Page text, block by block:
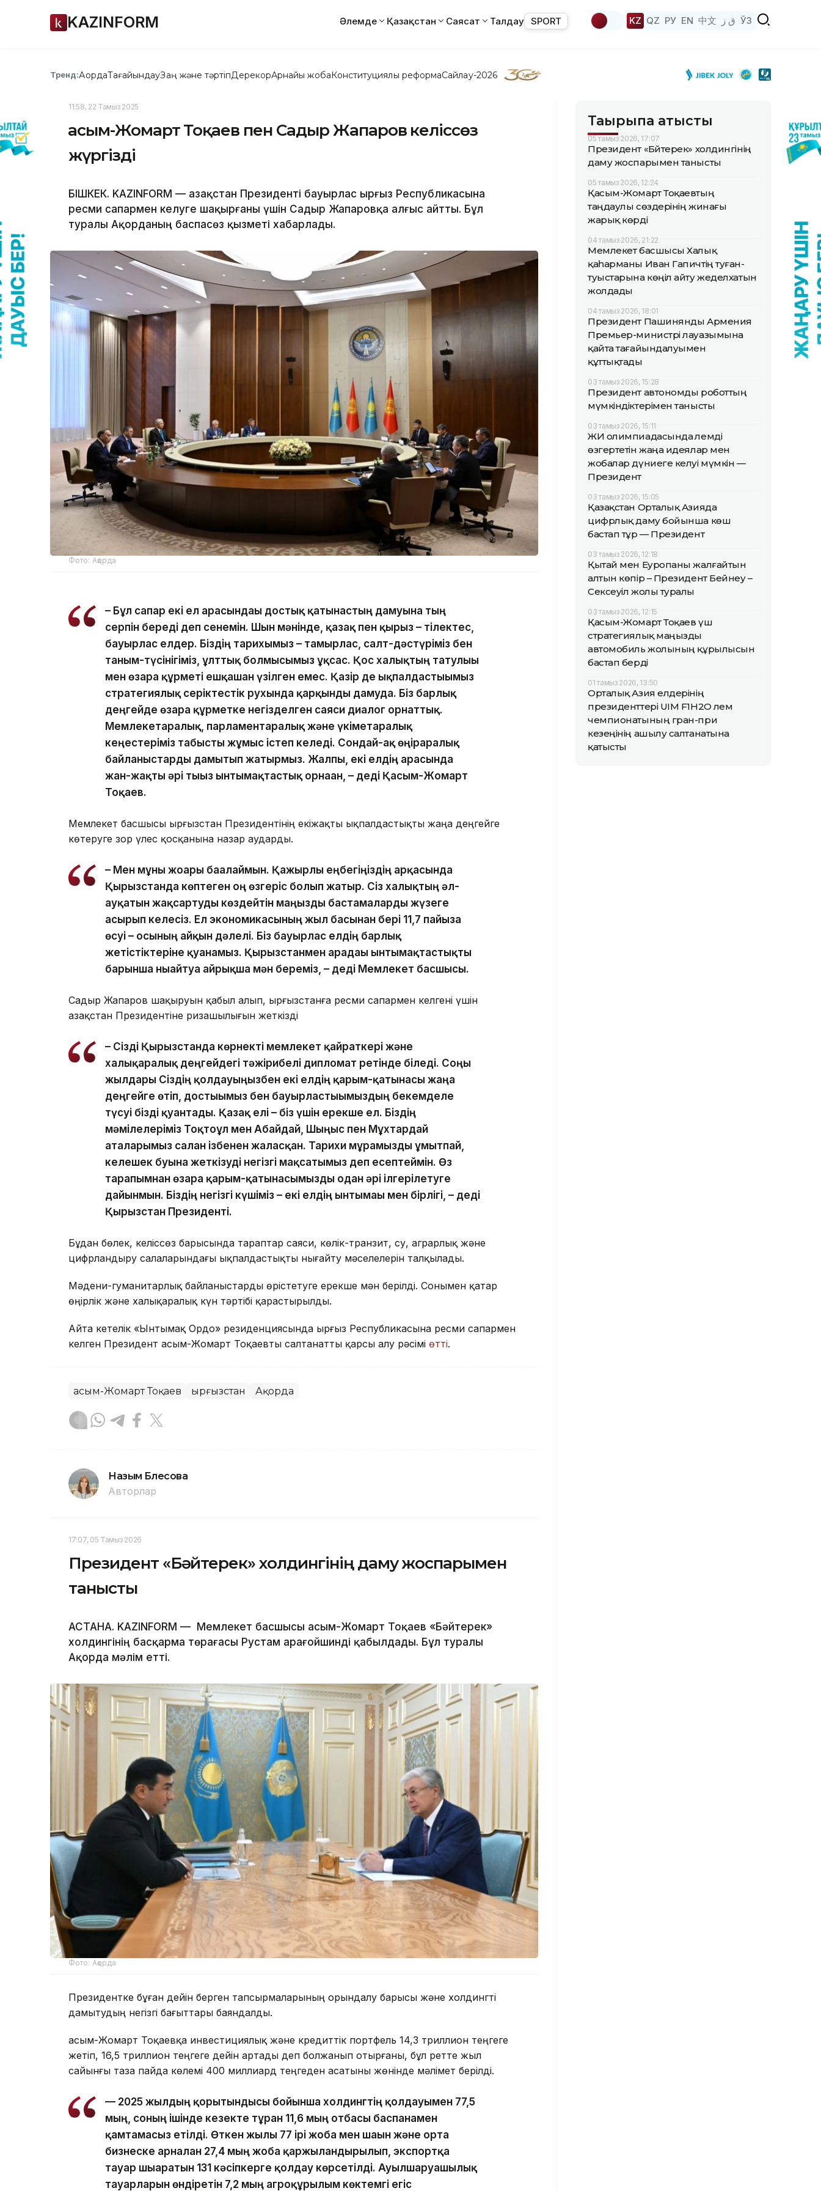
KAZINFORM Әлемде Қазақстан Саясат Талдау SPORT KZ QZ РУ EN 中文 ق ز ЎЗ
Тренд:АқордаТағайындауЗаң және тәртіпДерекқорАрнайы жобаКонституциялық реформаСайлау-2026
11:58, 22 Тамыз 2025
Қасым-Жомарт Тоқаев пен Садыр Жапаров келіссөз
жүргізді
БІШКЕК. KAZINFORM — Қазақстан Президенті бауырлас Қырғыз Республикасына
ресми сапармен келуге шақырғаны үшін Садыр Жапаровқа алғыс айтты. Бұл
туралы Ақорданың баспасөз қызметі хабарлады.
Фото: Ақорда
– Бұл сапар екі ел арасындағы достық қатынастың дамуына тың
серпін береді деп сенемін. Шын мәнінде, қазақ пен қырғыз – тілектес,
бауырлас елдер. Біздің тарихымыз – тамырлас, салт-дәстүріміз бен
таным-түсінігіміз, ұлттық болмысымыз ұқсас. Қос халықтың татулығы
мен өзара құрметі ешқашан үзілген емес. Қазір де ықпалдастығымыз
стратегиялық серіктестік рухында қарқынды дамуда. Біз барлық
деңгейде өзара құрметке негізделген саяси диалог орнаттық.
Мемлекетаралық, парламентаралық және үкіметаралық
кеңестеріміз табысты жұмыс істеп келеді. Сондай-ақ өңіраралық
байланыстарды дамытып жатырмыз. Жалпы, екі елдің арасында
жан-жақты әрі тығыз ынтымақтастық орнаған, – деді Қасым-Жомарт
Тоқаев.
Мемлекет басшысы Қырғызстан Президентінің екіжақты ықпалдастықты жаңа деңгейге
көтеруге зор үлес қосқанына назар аударды.
– Мен мұны жоғары бағалаймын. Қажырлы еңбегіңіздің арқасында
Қырғызстанда көптеген оң өзгеріс болып жатыр. Сіз халықтың әл-
ауқатын жақсартуды көздейтін маңызды бастамаларды жүзеге
асырып келесіз. Ел экономикасының жыл басынан бері 11,7 пайызға
өсуі – осының айқын дәлелі. Біз бауырлас елдің барлық
жетістіктеріне қуанамыз. Қырғызстанмен арадағы ынтымақтастықты
барынша нығайтуға айрықша мән береміз, – деді Мемлекет басшысы.
Садыр Жапаров шақыруын қабыл алып, Қырғызстанға ресми сапармен келгені үшін
Қазақстан Президентіне ризашылығын жеткізді
– Сізді Қырғызстанда көрнекті мемлекет қайраткері және
халықаралық деңгейдегі тәжірибелі дипломат ретінде біледі. Соңғы
жылдары Сіздің қолдауыңызбен екі елдің қарым-қатынасы жаңа
деңгейге өтіп, достығымыз бен бауырластығымыздың бекемделе
түсуі бізді қуантады. Қазақ елі – біз үшін ерекше ел. Біздің
мәмілелеріміз Тоқтоғұл мен Абайдай, Шыңғыс пен Мұхтардай
аталарымыз салған ізбенен жалғасқан. Тарихи мұрамызды ұмытпай,
келешек буынға жеткізуді негізгі мақсатымыз деп есептеймін. Өз
тарапымнан өзара қарым-қатынасымызды одан әрі ілгерілетуге
дайынмын. Біздің негізгі күшіміз – екі елдің ынтымағы мен бірлігі, – деді
Қырғызстан Президенті.
Бұдан бөлек, келіссөз барысында тараптар саяси, көлік-транзит, су, аграрлық және
цифрландыру салаларындағы ықпалдастықты нығайту мәселелерін талқылады.
Мәдени-гуманитарлық байланыстарды өрістетуге ерекше мән берілді. Сонымен қатар
өңірлік және халықаралық күн тәртібі қарастырылды.
Айта кетелік «Ынтымақ Ордо» резиденциясында Қырғыз Республикасына ресми сапармен
келген Президент Қасым-Жомарт Тоқаевты салтанатты қарсы алу рәсімі өтті.
Қасым-Жомарт Тоқаев Қырғызстан Ақорда
Назым Бөлесова
Авторлар
17:07, 05 Тамыз 2026
Президент «Бәйтерек» холдингінің даму жоспарымен
танысты
АСТАНА. KAZINFORM — Мемлекет басшысы Қасым-Жомарт Тоқаев «Бәйтерек»
холдингінің басқарма төрағасы Рустам Қарағойшинді қабылдады. Бұл туралы
Ақорда мәлім етті.
Фото: Ақорда
Президентке бұған дейін берген тапсырмаларының орындалу барысы және холдингті
дамытудың негізгі бағыттары баяндалды.
Қасым-Жомарт Тоқаевқа инвестициялық және кредиттік портфель 14,3 триллион теңгеге
жетіп, 16,5 триллион теңгеге дейін артады деп болжанып отырғаны, бұл ретте жыл
сайынғы таза пайда көлемі 400 миллиард теңгеден асатыны жөнінде мәлімет берілді.
— 2025 жылдың қорытындысы бойынша холдингтің қолдауымен 77,5
мың, соның ішінде кезекте тұрған 11,6 мың отбасы баспанамен
қамтамасыз етілді. Өткен жылы 77 ірі жоба мен шағын және орта
бизнеске арналған 27,4 мың жоба қаржыландырылып, экспортқа
тауар шығаратын 131 кәсіпкерге қолдау көрсетілді. Ауылшаруашылық
тауарларын өндіретін 7,2 мың агроқұрылым көктемгі егіс
Тақырыпқа қатысты
05 тамыз 2026, 17:07
Президент «Бәйтерек» холдингінің
даму жоспарымен танысты
05 тамыз 2026, 12:24
Қасым-Жомарт Тоқаевтың
таңдаулы сөздерінің жинағы
жарық көрді
04 тамыз 2026, 21:22
Мемлекет басшысы Халық
қаһарманы Иван Гапичтің туған-
туыстарына көңіл айту жеделхатын
жолдады
04 тамыз 2026, 18:01
Президент Пашинянды Армения
Премьер-министрі лауазымына
қайта тағайындалуымен
құттықтады
03 тамыз 2026, 15:28
Президент автономды роботтың
мүмкіндіктерімен танысты
03 тамыз 2026, 15:11
ЖИ олимпиадасында әлемді
өзгертетін жаңа идеялар мен
жобалар дүниеге келуі мүмкін —
Президент
03 тамыз 2026, 15:05
Қазақстан Орталық Азияда
цифрлық даму бойынша көш
бастап тұр — Президент
03 тамыз 2026, 12:18
Қытай мен Еуропаны жалғайтын
алтын көпір – Президент Бейнеу –
Сексеуіл жолы туралы
03 тамыз 2026, 12:15
Қасым-Жомарт Тоқаев үш
стратегиялық маңызды
автомобиль жолының құрылысын
бастап берді
01 тамыз 2026, 13:50
Орталық Азия елдерінің
президенттері UIM F1H2O әлем
чемпионатының гран-при
кезеңінің ашылу салтанатына
қатысты